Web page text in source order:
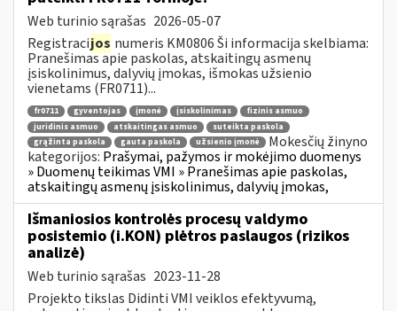
Web turinio sąrašas 2026-05-07
Registracijos numeris KM0806 Ši informacija skelbiama:
Pranešimas apie paskolas, atskaitingų asmenų
įsiskolinimus, dalyvių įmokas, išmokas užsienio
vienetams (FR0711)...
fr0711 gyventojas įmonė įsiskolinimas
fizinis asmuo
juridinis asmuo
atskaitingas asmuo
suteikta paskola
grąžinta paskola
gauta paskola užsienio įmonė
Mokesčių žinyno
kategorijos: Prašymai, pažymos ir mokėjimo duomenys
» Duomenų teikimas VMI » Pranešimas apie paskolas,
atskaitingų asmenų įsiskolinimus, dalyvių įmokas,
Išmaniosios kontrolės procesų valdymo
posistemio (i.KON) plėtros paslaugos (rizikos
analizė)
Web turinio sąrašas 2023-11-28
Projekto tikslas Didinti VMI veiklos efektyvumą,